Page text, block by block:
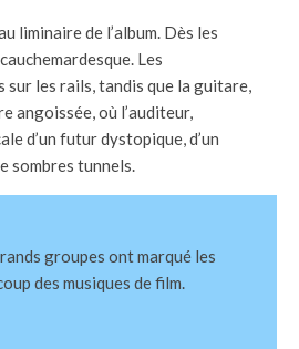
liminaire de l’album. Dès les
Les
les rails, tandis que la guitare,
angoissée, où l’auditeur,
d’un futur dystopique, d’un
sombres tunnels.
groupes ont marqué les
des musiques de film.